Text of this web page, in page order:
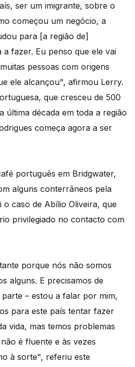
ser um imigrante, sobre o
começou um negócio, a
para [a região de]
a fazer. Eu penso que ele vai
pessoas com origens
ele alcançou", afirmou Lerry.
que cresceu de 500
última década em toda a região
começa agora a ser
português em Bridgwater,
alguns conterrâneos pela
caso de Abílio Oliveira, que
privilegiado no contacto com
porque nós não somos
alguns. E precisamos de
– estou a falar por mim,
para este país tentar fazer
vida, mas temos problemas
é fluente e às vezes
à sorte", referiu este